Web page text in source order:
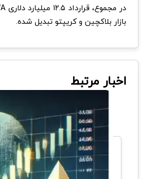
بازار بلاکچین و کریپتو تبدیل شده.
اخبار مرتبط